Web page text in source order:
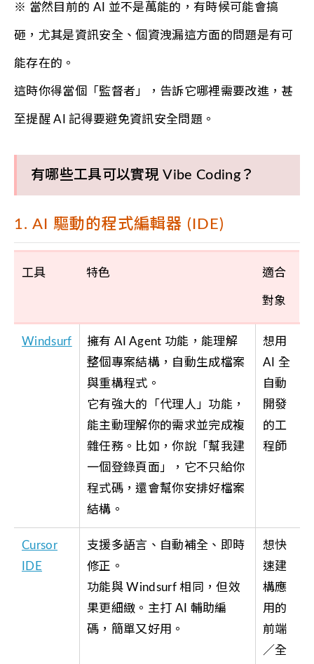
※ 當然目前的 AI 並不是萬能的，有時候可能會搞
砸，尤其是資訊安全、個資洩漏這方面的問題是有可
能存在的。
這時你得當個「監督者」，告訴它哪裡需要改進，甚
至提醒 AI 記得要避免資訊安全問題。
有哪些工具可以實現 Vibe Coding？
1. AI 驅動的程式編輯器 (IDE)
工具 特色 適合
對象
Windsurf
擁有 AI Agent 功能，能理解
整個專案結構，自動生成檔案
與重構程式。
它有強大的「代理人」功能，
能主動理解你的需求並完成複
雜任務。比如，你說「幫我建
一個登錄頁面」，它不只給你
程式碼，還會幫你安排好檔案
結構。
想用
AI 全
自動
開發
的工
程師
Cursor
IDE
支援多語言、自動補全、即時
修正。
功能與 Windsurf 相同，但效
果更細緻。主打 AI 輔助編
碼，簡單又好用。
想快
速建
構應
用的
前端
／全